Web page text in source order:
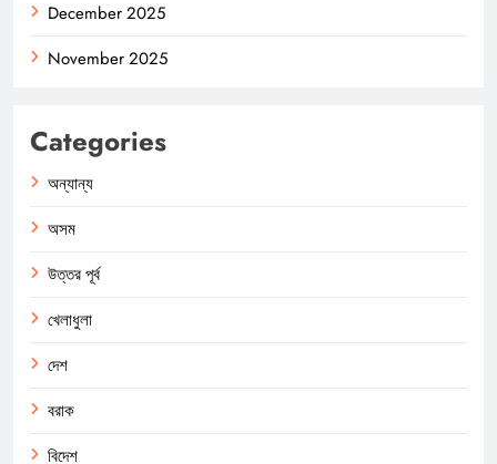
December 2025
November 2025
Categories
অন্যান্য
অসম
উত্তর পূর্ব
খেলাধুলা
দেশ
বরাক
বিদেশ